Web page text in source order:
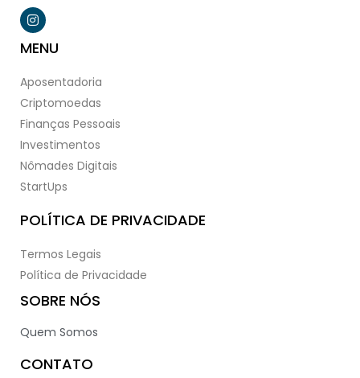
MENU
Aposentadoria
Criptomoedas
Finanças Pessoais
Investimentos
Nômades Digitais
StartUps
POLÍTICA DE PRIVACIDADE
Termos Legais
Política de Privacidade
SOBRE NÓS
Quem Somos
CONTATO